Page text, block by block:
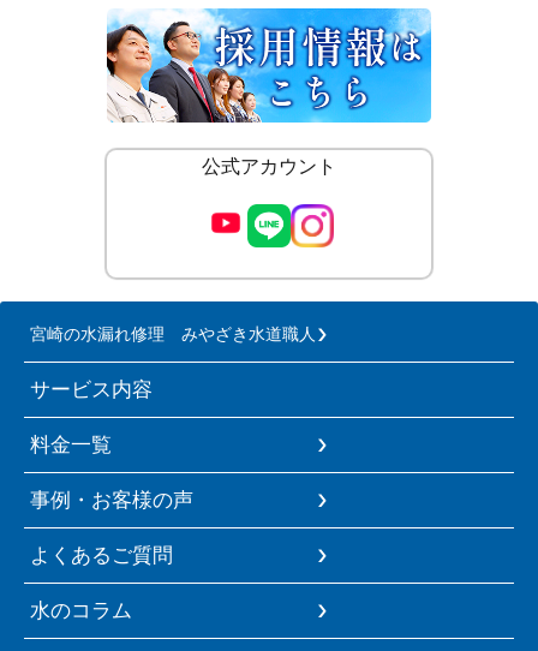
公式アカウント
宮崎の水漏れ修理 みやざき水道職人
サービス内容
料金一覧
事例・お客様の声
よくあるご質問
水のコラム